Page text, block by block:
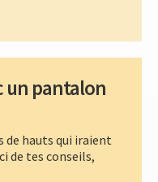
un pantalon
de hauts qui iraient
de tes conseils,